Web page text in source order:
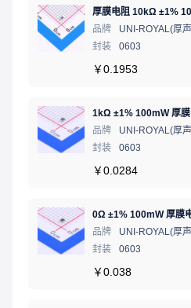
厚膜电阻 10kΩ ±1%
品牌
UNI-ROYAL(厚
封装
0603
￥0.1953
1kΩ ±1% 100mW 厚膜
品牌
UNI-ROYAL(厚
封装
0603
￥0.0284
0Ω ±1% 100mW 厚膜
品牌
UNI-ROYAL(厚
封装
0603
￥0.038